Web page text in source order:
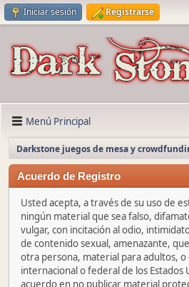
Iniciar sesión Registrarse
Menú Principal
Darkstone juegos de mesa y
Acuerdo de Registro
Usted acepta, a través de su uso de
ningún material que sea falso,
vulgar, con incitación al odio,
de contenido sexual, amenazante,
otra persona, material para adultos,
internacional o federal de los Estados
acuerdo en no publicar material